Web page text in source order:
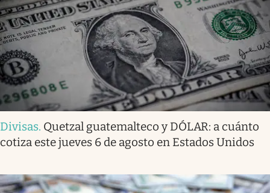
Divisas. Quetzal guatemalteco y DÓLAR: a cuánto
cotiza este jueves 6 de agosto en Estados Unidos